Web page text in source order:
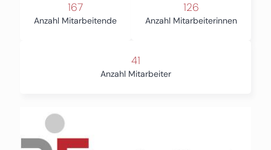
167
Anzahl Mitarbeitende
126
Anzahl Mitarbeiterinnen
41
Anzahl Mitarbeiter